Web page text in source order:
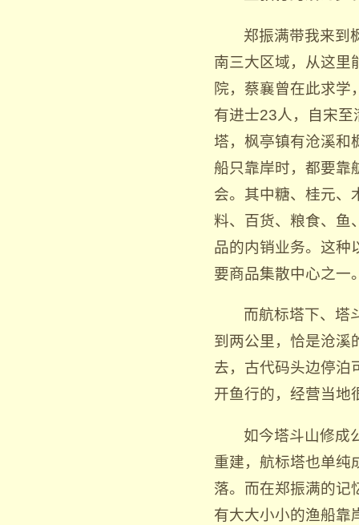
郑振满带我来到
南三大区域，从这里
院，蔡襄曾在此求学
有进士23人，自宋
塔，枫亭镇有沧溪和
船只靠岸时，都要靠
会。其中糖、桂元、
料、百货、粮食、鱼
品的内销业务。这种
要商品集散中心之一
而航标塔下、塔
到两公里，恰是沧溪
去，古代码头边停泊
开鱼行的，经营当地
如今塔斗山修成
重建，航标塔也单纯
落。而在郑振满的记
有大大小小的渔船靠